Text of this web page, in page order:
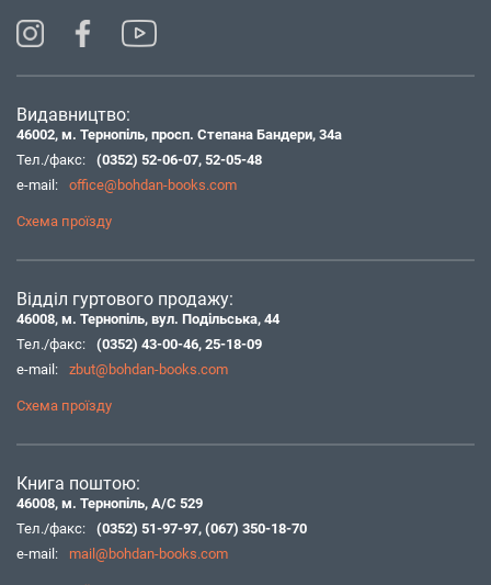
Видавництво:
46002, м. Тернопіль, просп. Степана Бандери, 34а
Тел./факс:
(0352) 52-06-07, 52-05-48
e-mail:
office@bohdan-books.com
Схема проїзду
Відділ гуртового продажу:
46008, м. Тернопіль, вул. Подільська, 44
Тел./факс:
(0352) 43-00-46, 25-18-09
e-mail:
zbut@bohdan-books.com
Схема проїзду
Книга поштою:
46008, м. Тернопіль, А/С 529
Тел./факс:
(0352) 51-97-97, (067) 350-18-70
e-mail:
mail@bohdan-books.com